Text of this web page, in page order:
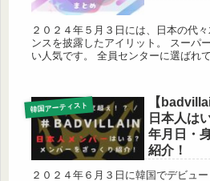
２０２４年５月３日には、日本の代
ンスを披露したアイリット。 スーパ
い人気です。 全員センターに選ばれ
韓国アーティスト
【
日本人は
年月日・
紹介！
２０２４年６月３日に韓国でデビュ